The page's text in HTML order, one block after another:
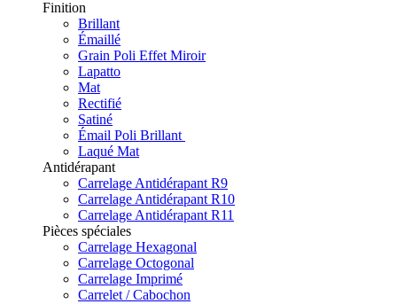
Finition
Brillant
Émaillé
Grain Poli Effet Miroir
Lapatto
Mat
Rectifié
Satiné
Émail Poli Brillant
Laqué Mat
Antidérapant
Carrelage Antidérapant R9
Carrelage Antidérapant R10
Carrelage Antidérapant R11
Pièces spéciales
Carrelage Hexagonal
Carrelage Octogonal
Carrelage Imprimé
Carrelet / Cabochon